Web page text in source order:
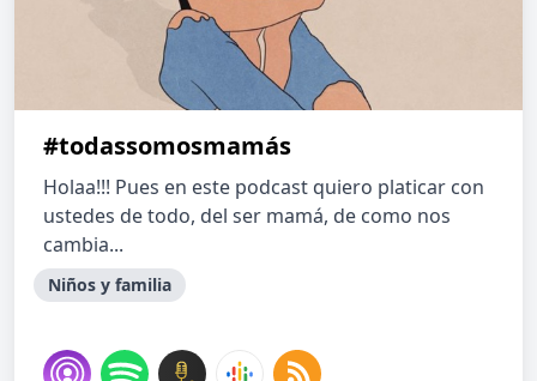
#todassomosmamás
Holaa!!! Pues en este podcast quiero platicar con
ustedes de todo, del ser mamá, de como nos
cambia...
Niños y familia